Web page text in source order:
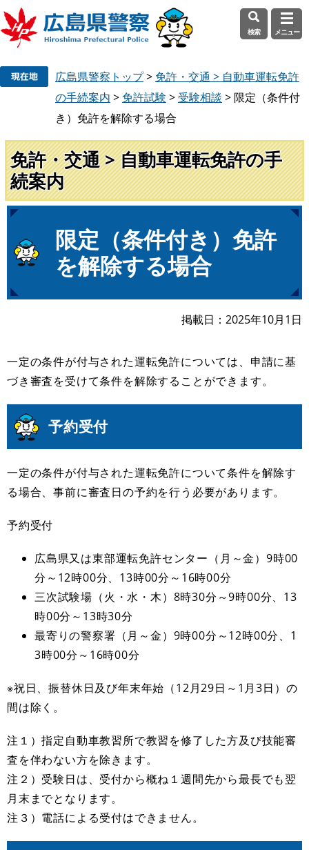
頭
で
す
。
飛
ば
し
て
本
検索 メニュー
広島県警察トップ> 免許・交通 > 自動車運転免許
の手続案内 > 免許試験 > 受験相談 > 限定（条件付
き）免許を解除する場合
免許・交通 > 自動車運転免許の手
続案内
文
限定（条件付き）免許
を解除する場合
掲載日 2025年10月1日
一定の条件が付与された運転免許については、申請に基
づき審査を受けて条件を解除することができます。
予約受付
一定の条件が付与された運転免許について条件を解除す
る場合、事前に審査日の予約を行う必要があります。
予約受付
広島県又は東部運転免許センター（月～金）9時00
分～12時00分、13時00分～16時00分
三次試験場（火・水・木）8時30分～9時00分、13
時00分～13時30分
最寄りの警察署（月～金）9時00分～12時00分、1
3時00分～16時00分
※祝日、振替休日及び年末年始（12月29日～1月3日）の
間は除く。
注１）指定自動車教習所で教習を修了した方及び技能審
査を伴わない方を除きます。
注２）受験日は、受付から概ね１週間先から最長でも翌
月末までとなります。
注３）電話による受付はできません。